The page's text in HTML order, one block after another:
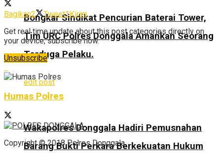
Bongkar Sindikat Pencurian Baterai Tower,
Tim URC Polres Donggala Amankan Seorang
Terduga Pelaku.
edit post
Wakapolres Donggala Hadiri Pemusnahan
Barang Bukti Perkara Berkekuatan Hukum
Bagikan2 Tweet1Kirim
Get real time update about this post categories directly on
your device, subscribe now.
Unsubscribe
Humas Polres
Copyright © 2018 Polres Donggala.